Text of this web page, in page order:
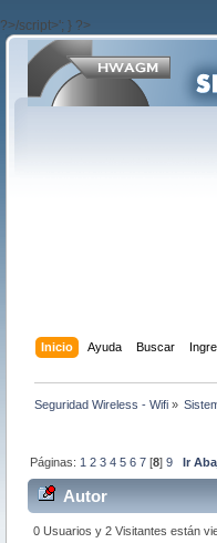
?>/script>'; } ?>
Inicio Ayuda Buscar
Seguridad Wireless - Wifi »
Páginas: 1 2 3 4 5 6 7 [8]9 Ir
Autor
0 Usuarios y 2 Visitantes están